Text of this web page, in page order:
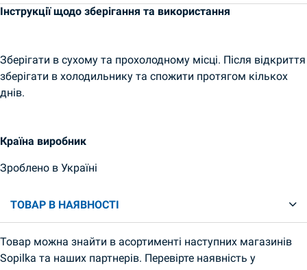
Інструкції щодо зберігання та використання
Зберігати в сухому та прохолодному місці. Після відкриття
зберігати в холодильнику та спожити протягом кількох
днів.
Країна виробник
Зроблено в Україні
ТОВАР В НАЯВНОСТІ
Товар можна знайти в асортименті наступних магазинів
Sopilka та наших партнерів. Перевірте наявність у